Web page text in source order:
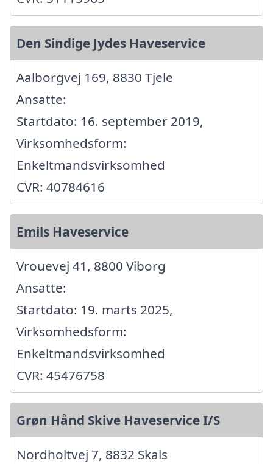
Den Sindige Jydes Haveservice
Aalborgvej 169, 8830 Tjele
Ansatte:
Startdato: 16. september 2019,
Virksomhedsform:
Enkeltmandsvirksomhed
CVR: 40784616
Emils Haveservice
Vrouevej 41, 8800 Viborg
Ansatte:
Startdato: 19. marts 2025,
Virksomhedsform:
Enkeltmandsvirksomhed
CVR: 45476758
Grøn Hånd Skive Haveservice I/S
Nordholtvej 7, 8832 Skals